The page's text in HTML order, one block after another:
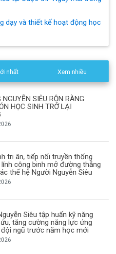
dạy và thiết kế hoạt động học
nhất Xem nhiều
NGUYỄN SIÊU RỘN RÀNG
HỌC SINH TRỞ LẠI
tri ân, tiếp nối truyền thống
công binh mở đường thắng
thế hệ Người Nguyễn Siêu
Siêu tập huấn kỹ năng
tăng cường năng lực ứng
ngũ trước năm học mới